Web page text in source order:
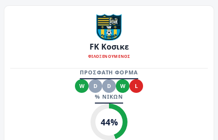
FK Κοσικε
ΦΙΛΟΞΕΝΟΥΜΕΝΟΣ
ΠΡΟΣΦΑΤΗ ΦΟΡΜΑ
W
D D W
L
% ΝΙΚΩΝ
44%